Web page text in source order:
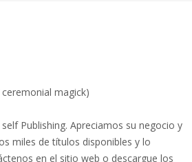
magick)
Publishing. Apreciamos su negocio y
miles de títulos disponibles y lo
en el sitio web o descargue los